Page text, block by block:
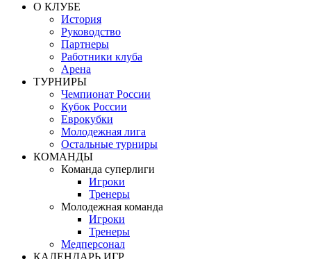
О КЛУБЕ
История
Руководство
Партнеры
Работники клуба
Арена
ТУРНИРЫ
Чемпионат России
Кубок России
Еврокубки
Молодежная лига
Остальные турниры
КОМАНДЫ
Команда суперлиги
Игроки
Тренеры
Молодежная команда
Игроки
Тренеры
Медперсонал
КАЛЕНДАРЬ ИГР